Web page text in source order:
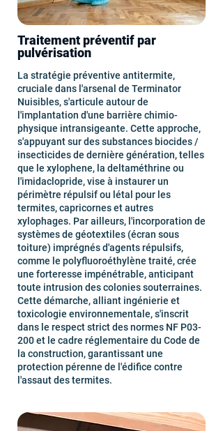
Traitement préventif par
pulvérisation
La stratégie préventive antitermite,
cruciale dans l'arsenal de Terminator
Nuisibles, s'articule autour de
l'implantation d'une barrière chimio-
physique intransigeante. Cette approche,
s'appuyant sur des substances biocides /
insecticides de dernière génération, telles
que le xylophene, la deltaméthrine ou
l'imidaclopride, vise à instaurer un
périmètre répulsif ou létal pour les
termites, capricornes et autres
xylophages. Par ailleurs, l'incorporation de
systèmes de géotextiles (écran sous
toiture) imprégnés d'agents répulsifs,
comme le polyfluoroéthylène traité, crée
une forteresse impénétrable, anticipant
toute intrusion des colonies souterraines.
Cette démarche, alliant ingénierie et
toxicologie environnementale, s'inscrit
dans le respect strict des normes NF P03-
200 et le cadre réglementaire du Code de
la construction, garantissant une
protection pérenne de l'édifice contre
l'assaut des termites.